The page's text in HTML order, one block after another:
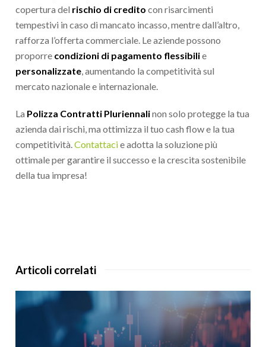
copertura del rischio di credito con risarcimenti
tempestivi in caso di mancato incasso, mentre dall’altro,
rafforza l’offerta commerciale. Le aziende possono
proporre condizioni di pagamento flessibilie
personalizzate , aumentando la competitività sul
mercato nazionale e internazionale.
La Polizza Contratti Pluriennalinon solo protegge la tua
azienda dai rischi, ma ottimizza il tuo cash flow e la tua
competitività.Contattacie adotta la soluzione più
ottimale per garantire il successo e la crescita sostenibile
della tua impresa!
Articoli correlati